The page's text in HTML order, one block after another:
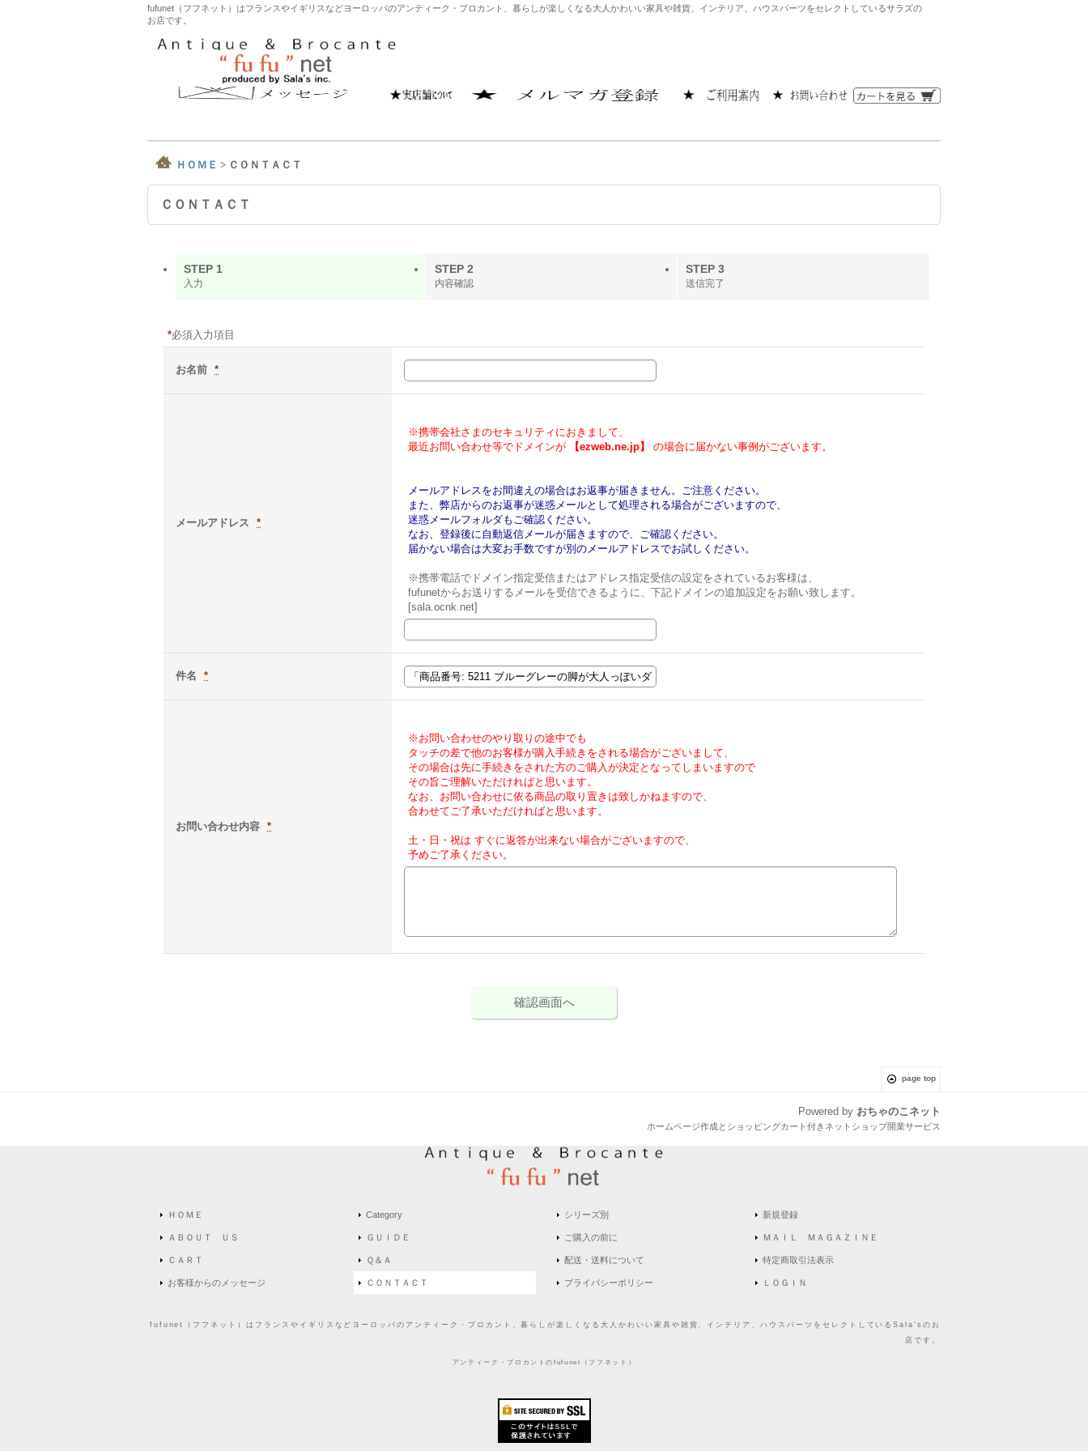
fufunet（フフネット）はフランスやイギリスなどヨーロッパのアンティーク・ブロカント、暮らしが楽しくなる大人かわいい家具や雑貨、インテリア、ハウスパーツをセレクトしているサラズの
お店です。
ＨＯＭＥ > ＣＯＮＴＡＣＴ
ＣＯＮＴＡＣＴ
STEP 1
入力
STEP 2
内容確認
STEP 3
送信完了
*必須入力項目
お名前 *
メールアドレス *
※携帯会社さまのセキュリティにおきまして、
最近お問い合わせ等でドメインが
【ezweb.ne.jp】 の場合に届かない事例がございます。
メールアドレスをお間違えの場合はお返事が届きません。ご注意ください。
また、弊店からのお返事が迷惑メールとして処理される場合がございますので、
迷惑メールフォルダもご確認ください。
なお、登録後に自動返信メールが届きますので、ご確認ください。
届かない場合は大変お手数ですが別のメールアドレスでお試しください。
※携帯電話でドメイン指定受信またはアドレス指定受信の設定をされているお客様は、
fufunetからお送りするメールを受信できるように、下記ドメインの追加設定をお願い致します。
[sala.ocnk.net]
件名 *
お問い合わせ内容 *
※お問い合わせのやり取りの途中でも
タッチの差で他のお客様が購入手続きをされる場合がございまして、
その場合は先に手続きをされた方のご購入が決定となってしまいますので
その旨ご理解いただければと思います。
なお、お問い合わせに依る商品の取り置きは致しかねますので、
合わせてご了承いただければと思います。
土・日・祝は すぐに返答が出来ない場合がございますので、
予めご了承ください。
page top
Powered by おちゃのこネット
ホームページ作成とショッピングカート付きネットショップ開業サービス
ＨＯＭＥ
ＡＢＯＵＴ ＵＳ
ＣＡＲＴ
お客様からのメッセージ
Category
ＧＵＩＤＥ
Ｑ＆Ａ
ＣＯＮＴＡＣＴ
シリーズ別
ご購入の前に
配送・送料について
プライバシーポリシー
新規登録
ＭＡＩＬ ＭＡＧＡＺＩＮＥ
特定商取引法表示
ＬＯＧＩＮ
fufunet（フフネット）はフランスやイギリスなどヨーロッパのアンティーク・ブロカント、暮らしが楽しくなる大人かわいい家具や雑貨、インテリア、ハウスパーツをセレクトしているSala'sのお
店です。
アンティーク・ブロカントのfufunet（フフネット）